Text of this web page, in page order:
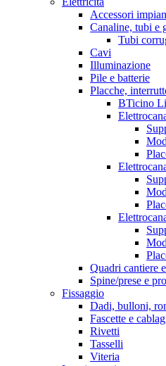
Accessori
Canaline, tubi e
Tubi
Cavi
Illuminazione
Pile e batterie
Placche,
BTicino
Quadri cantiere
Spine/prese e
Fissaggio
Dadi, bulloni,
Fascette e
Rivetti
Tasselli
Viteria